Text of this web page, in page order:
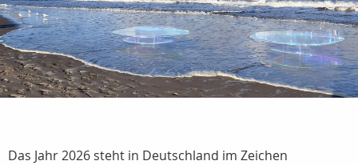
Das Jahr 2026 steht in Deutschland im Zeichen